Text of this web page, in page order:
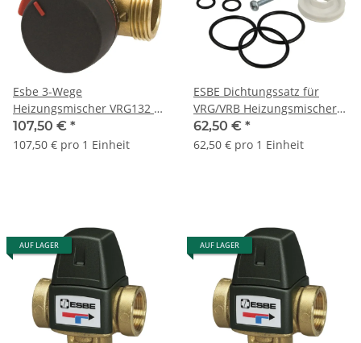
Esbe 3-Wege
Heizungsmischer VRG132 1
1/4" AG 11602400
107,50 € *
107,50 € pro 1 Einheit
ESBE Dichtungssatz für
VRG/VRB Heizungsmischer
DN32 17006920
62,50 € *
62,50 € pro 1 Einheit
AUF LAGER AUF LAGER